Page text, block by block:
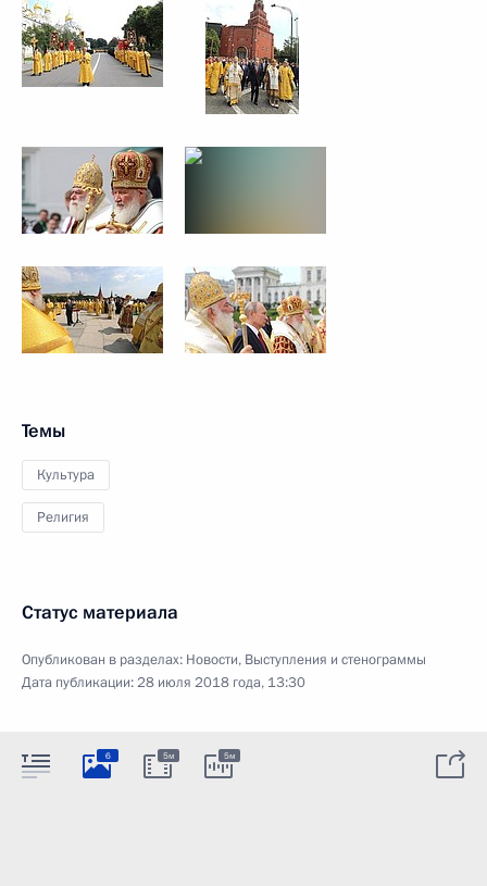
Темы
Культура
Религия
Статус материала
Опубликован в разделах: Новости, Выступления и стенограммы
Дата публикации:28 июля 2018 года, 13:30
6 5м 5м